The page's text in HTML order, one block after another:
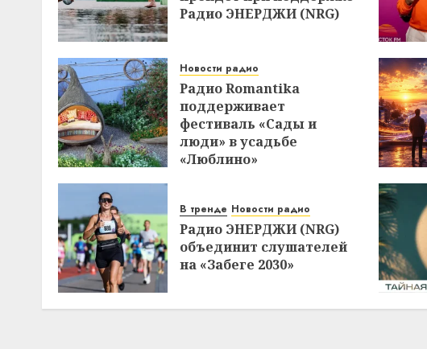
Радио ЭНЕРДЖИ (NRG)
Новости радио
Радио Romantika
поддерживает
фестиваль «Сады и
люди» в усадьбе
«Люблино»
В тренде Новости радио
Радио ЭНЕРДЖИ (NRG)
объединит слушателей
на «Забеге 2030»